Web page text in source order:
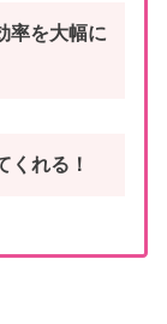
率を大幅に
くれる！